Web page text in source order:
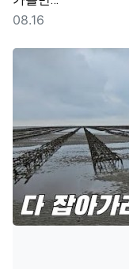
등록일
08.16